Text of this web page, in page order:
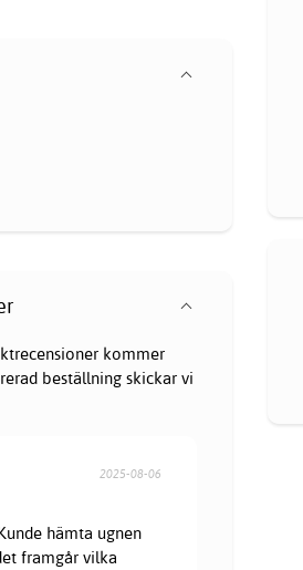
kommer
beställning skickar vi
2025-08-06
hämta ugnen
framgår vilka